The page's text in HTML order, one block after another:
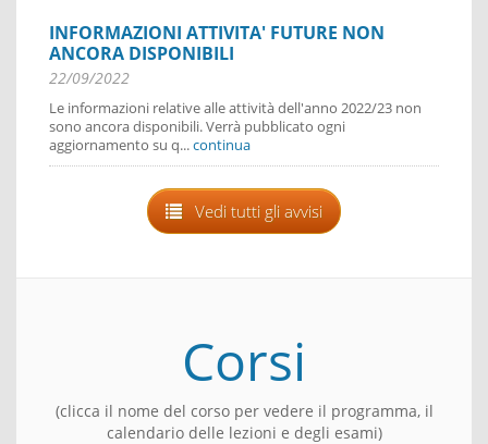
INFORMAZIONI ATTIVITA' FUTURE NON
ANCORA DISPONIBILI
22/09/2022
Le informazioni relative alle attività dell'anno 2022/23 non
sono ancora disponibili. Verrà pubblicato ogni
aggiornamento su q...continua
Vedi tutti gli avvisi
Corsi
(clicca il nome del corso per vedere il programma, il
calendario delle lezioni e degli esami)